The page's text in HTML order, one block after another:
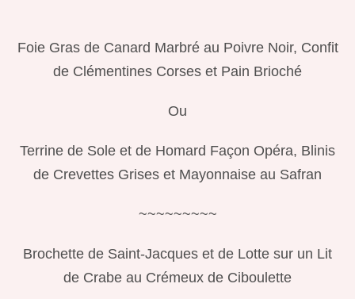
Foie Gras de Canard Marbré au Poivre Noir, Confit
de Clémentines Corses et Pain Brioché
Ou
Terrine de Sole et de Homard Façon Opéra, Blinis
de Crevettes Grises et Mayonnaise au Safran
~~~~~~~~~
Brochette de Saint-Jacques et de Lotte sur un Lit
de Crabe au Crémeux de Ciboulette